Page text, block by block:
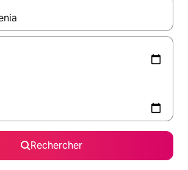
s'affichent, utilisez les flèches vers le
Rechercher